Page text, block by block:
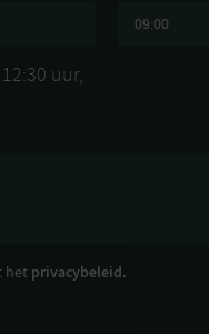
uur,
het privacybeleid.